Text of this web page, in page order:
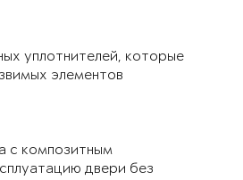
уплотнителей, которые
элементов
с композитным
двери без